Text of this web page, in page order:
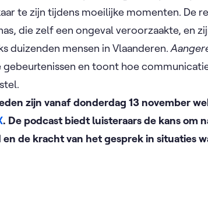
te zijn tijdens moeilijke momenten. De
die zelf een ongeval veroorzaakte, en
duizenden mensen in Vlaanderen.
en toont hoe
zijn vanaf donderdag 13 november
. De podcast biedt luisteraars de kans om
de kracht van het gesprek in situaties